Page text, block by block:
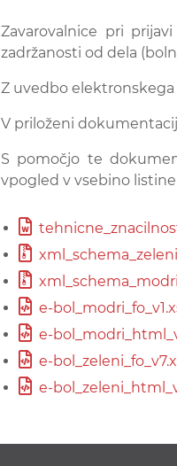
Zavarovalnice pri
zadržanosti od dela
Z uvedbo elektronskega
V priloženi
S pomočjo te
vpogled v vsebino
e-
e-
e-
e-